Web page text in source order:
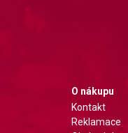
O nákupu
Kontakt
Reklamace